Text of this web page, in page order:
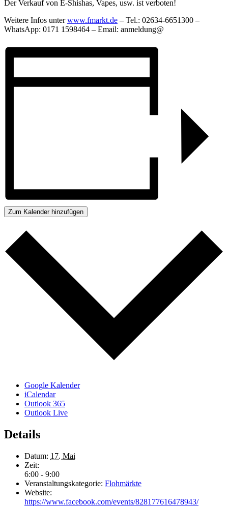
Der Verkauf von E-Shishas, Vapes, usw. ist verboten!
Weitere Infos unterwww.fmarkt.de – Tel.: 02634-6651300 –
WhatsApp: 0171 1598464 – Email: anmeldung@
Zum Kalender hinzufügen
Google Kalender
iCalendar
Outlook 365
Outlook Live
Details
Datum: 17. Mai
Zeit:
6:00 - 9:00
Veranstaltungskategorie: Flohmärkte
Website:
https://www.facebook.com/events/828177616478943/